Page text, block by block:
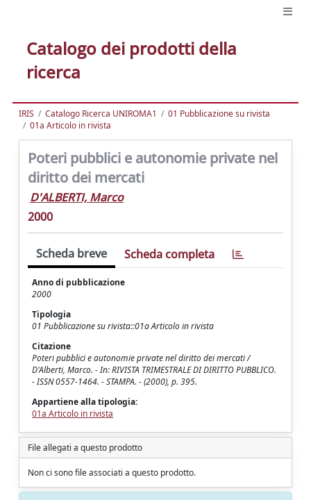
Catalogo dei prodotti della
ricerca
IRIS Catalogo Ricerca UNIROMA1
01 Pubblicazione su rivista
01a Articolo in rivista
Poteri pubblici e autonomie private nel
diritto dei mercati
D'ALBERTI, Marco
2000
Scheda breve Scheda completa
Anno di pubblicazione
2000
Tipologia
01 Pubblicazione su rivista::01a Articolo in rivista
Citazione
Poteri pubblici e autonomie private nel diritto dei mercati /
D'Alberti, Marco. - In: RIVISTA TRIMESTRALE DI DIRITTO PUBBLICO.
- ISSN 0557-1464. - STAMPA. - (2000), p. 395.
Appartiene alla tipologia:
01a Articolo in rivista
File allegati a questo prodotto
Non ci sono file associati a questo prodotto.